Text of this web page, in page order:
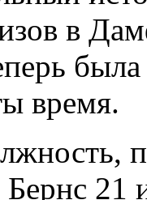
в
время.
21